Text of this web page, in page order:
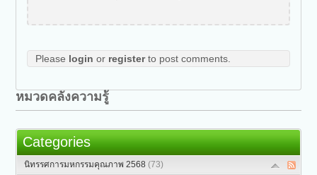
Please login or registerto post comments.
หมวดคลังความรู้
Categories
นิทรรศการมหกรรมคุณภาพ 2568 (73)